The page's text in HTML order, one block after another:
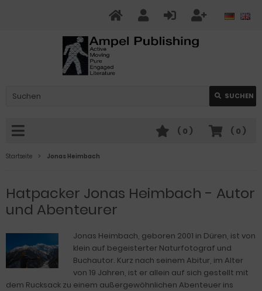
SUCHEN
( 0 )
( 0 )
Startseite Jonas Heimbach
Hatpacker Jonas Heimbach - Autor
und Abenteurer
Jonas Heimbach, geboren 2001 in Düren, ist von
klein auf begeisterter Naturfotograf und
Buchautor. Kurz nach seinem Abitur, im Alter
von 19 Jahren, ist er allein auf sich gestellt mit
dem Rucksack zu einem außergewöhnlichen Abenteuer ins